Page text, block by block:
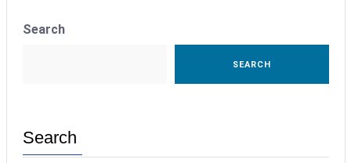
Search
SEARCH
Search